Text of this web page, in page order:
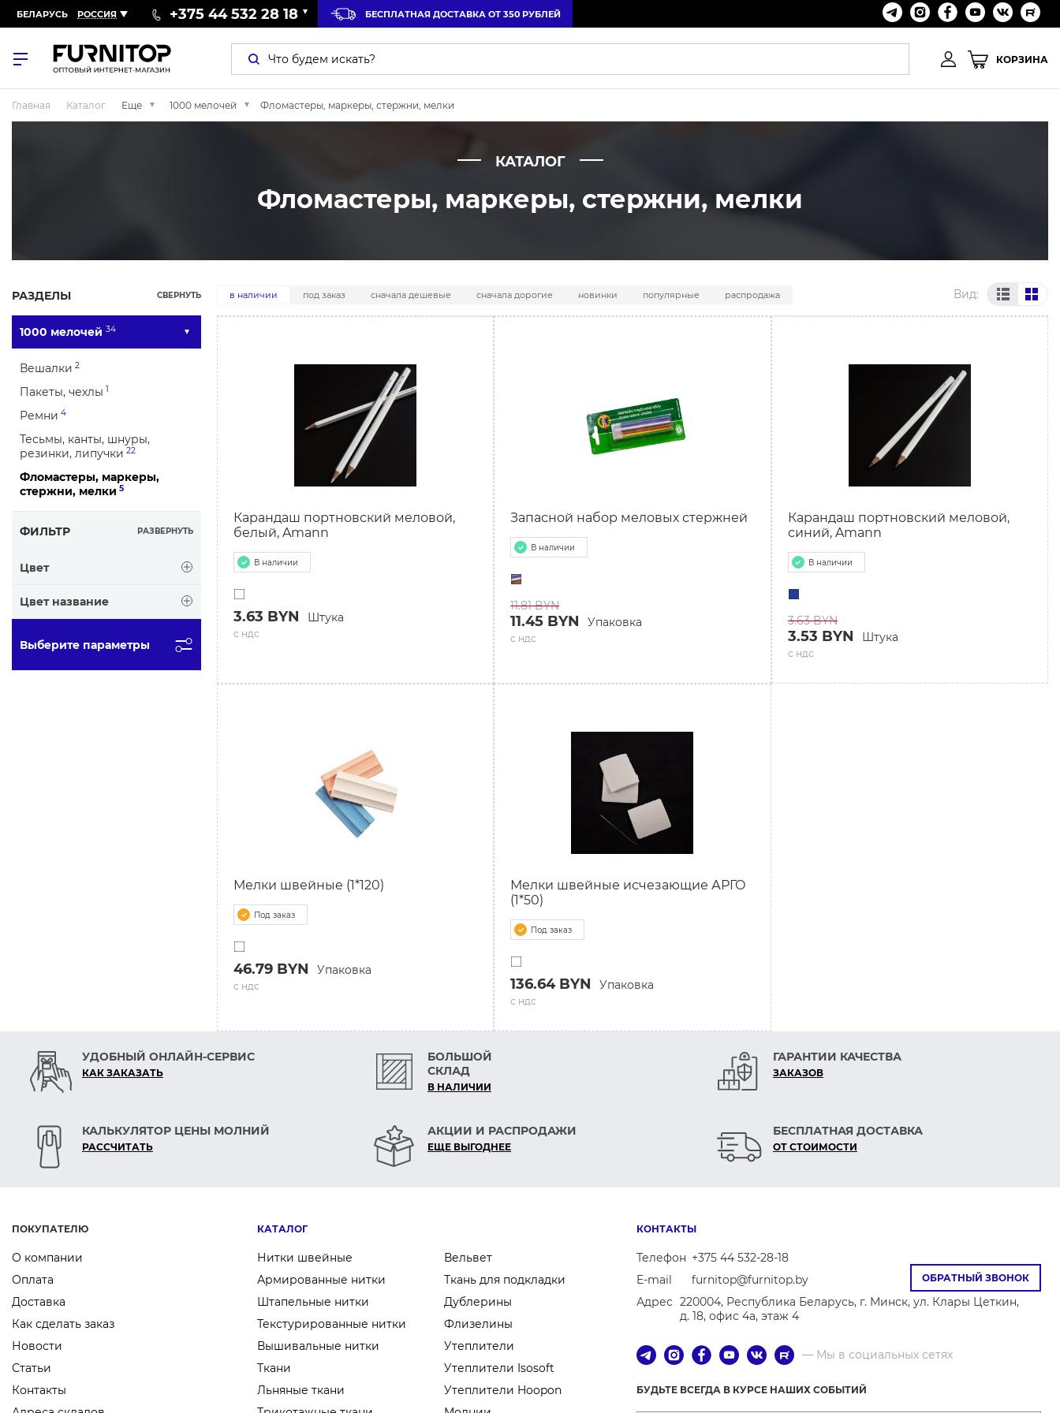
БЕЛАРУСЬ РОССИЯ +375 44 532 28 18 БЕСПЛАТНАЯ ДОСТАВКА ОТ 350 РУБЛЕЙ
КОРЗИНА
Главная Каталог Еще 1000 мелочей Фломастеры, маркеры, стержни, мелки
КАТАЛОГ
Фломастеры, маркеры, стержни, мелки
РАЗДЕЛЫ СВЕРНУТЬ
1000 мелочей 34
Вешалки 2
Пакеты, чехлы 1
Ремни 4
Тесьмы, канты, шнуры,
резинки, липучки 22
Фломастеры, маркеры,
стержни, мелки 5
ФИЛЬТР РАЗВЕРНУТЬ
Цвет
Цвет название
Выберите параметры
в наличии под заказ сначала дешевые сначала дорогие новинки популярные распродажа Вид:
Карандаш портновский меловой,
белый, Amann
В наличии
с ндс
3.63 BYN Штука
Запасной набор меловых стержней
В наличии
11.81 BYN
с ндс
11.45 BYN Упаковка
Карандаш портновский меловой,
синий, Amann
В наличии
3.63 BYN
с ндс
3.53 BYN Штука
Мелки швейные (1*120)
Под заказ
с ндс
46.79 BYN Упаковка
Мелки швейные исчезающие АРГО
(1*50)
Под заказ
с ндс
136.64 BYN Упаковка
УДОБНЫЙ ОНЛАЙН-СЕРВИС
КАК ЗАКАЗАТЬ
БОЛЬШОЙ
СКЛАД
В НАЛИЧИИ
ГАРАНТИИ КАЧЕСТВА
ЗАКАЗОВ
КАЛЬКУЛЯТОР ЦЕНЫ МОЛНИЙ
РАСCЧИТАТЬ
АКЦИИ И РАСПРОДАЖИ
ЕЩЕ ВЫГОДНЕЕ
БЕСПЛАТНАЯ ДОСТАВКА
ОТ СТОИМОСТИ
ПОКУПАТЕЛЮ
О компании
Оплата
Доставка
Как сделать заказ
Новости
Статьи
Контакты
КАТАЛОГ
Нитки швейные
Армированные нитки
Штапельные нитки
Текстурированные нитки
Вышивальные нитки
Ткани
Льняные ткани
Вельвет
Ткань для подкладки
Дублерины
Флизелины
Утеплители
Утеплители Isosoft
Утеплители Hoopon
ОБРАТНЫЙ ЗВОНОК
КОНТАКТЫ
Телефон +375 44 532-28-18
E-mail
furnitop@furnitop.by
Адрес 220004, Республика Беларусь, г. Минск, ул. Клары Цеткин,
д. 18, офис 4а, этаж 4
— Мы в социальных сетях
БУДЬТЕ ВСЕГДА В КУРСЕ НАШИХ СОБЫТИЙ